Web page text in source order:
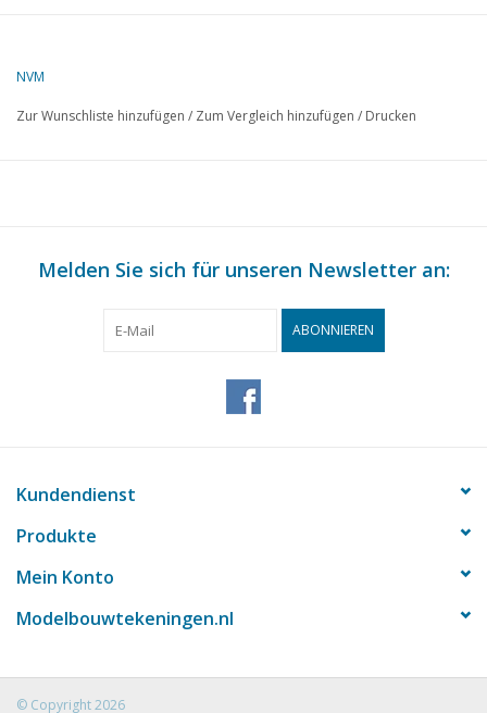
NVM
Zur Wunschliste hinzufügen / Zum Vergleich hinzufügen / Drucken
Melden Sie sich für unseren Newsletter an:
ABONNIEREN
Kundendienst
Produkte
Mein Konto
Modelbouwtekeningen.nl
© Copyright 2026